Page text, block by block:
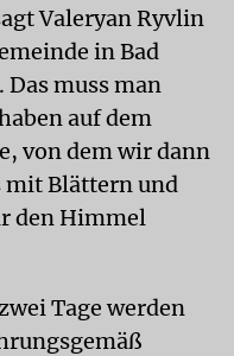
Valeryan Ryvlin
in Bad
muss man
auf dem
von dem wir dann
mit Blättern und
den Himmel
Tage werden